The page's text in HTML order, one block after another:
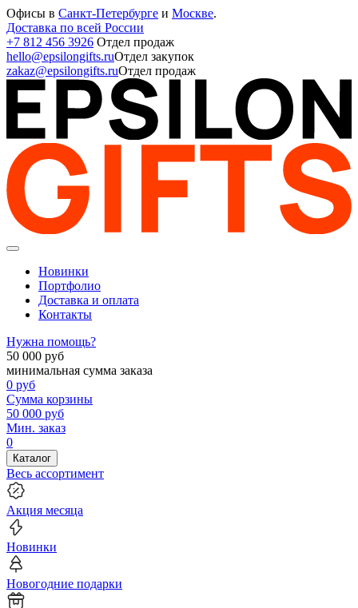
Офисы в Санкт-Петербурге и Москве.
Доставка по всей России
+7 812 456 3926 Отдел продаж
hello@epsilongifts.ruОтдел закупок
zakaz@epsilongifts.ruОтдел продаж
Новинки
Портфолио
Доставка и оплата
Контакты
Нужна помощь?
50 000 руб
минимальная сумма заказа
0 руб
Сумма корзины
50 000 руб
Мин. заказ
0
Каталог
Весь ассортимент
Акция месяца
Новинки
Новогодние подарки